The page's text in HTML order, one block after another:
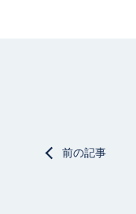
前の記事